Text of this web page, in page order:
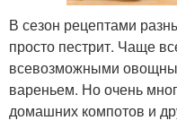
В сезон рецептами
просто пестрит. Чаще
всевозможными
вареньем. Но очень
домашних компотов и